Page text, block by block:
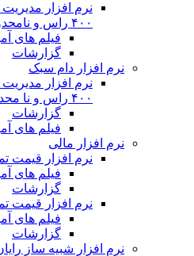
۴۰۰ راس و نامحدود
فیلم های
گزارشات
نرم افزار دام سبک
۴۰۰ راس و نا محدود
گزارشات
فیلم های
نرم افزار مالی
نرم افزار قیمت
فیلم های
گزارشات
نرم افزار قیمت
فیلم های
گزارشات
نرم افزار شبیه ساز